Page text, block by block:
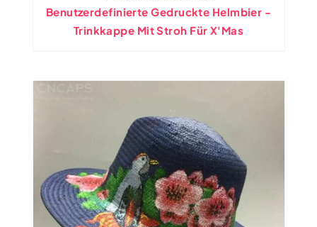
Benutzerdefinierte Gedruckte Helmbier -
Trinkkappe Mit Stroh Für X'Mas